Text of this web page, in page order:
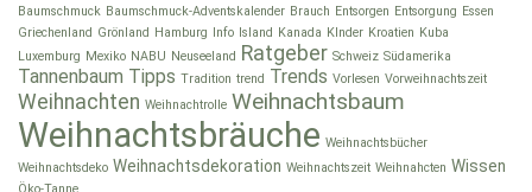
Baumschmuck Baumschmuck-Adventskalender Brauch Entsorgen Entsorgung Essen
Griechenland Grönland Hamburg Info Island Kanada KInder Kroatien Kuba
Luxemburg Mexiko NABU Neuseeland Ratgeber Schweiz Südamerika
Tannenbaum Tipps Tradition trend Trends Vorlesen Vorweihnachtszeit
Weihnachten Weihnachtrolle Weihnachtsbaum
Weihnachtsbräuche Weihnachtsbücher
Weihnachtsdeko Weihnachtsdekoration Weihnachtszeit Weihnahcten Wissen